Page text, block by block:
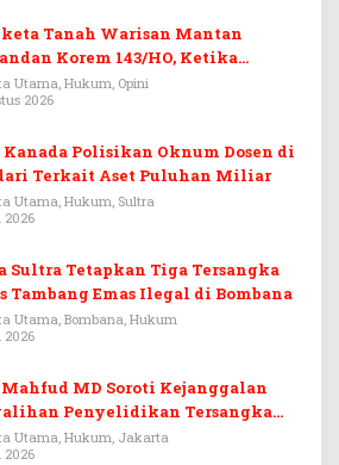
Tanah Warisan Mantan
Korem 143/HO, Ketika
Menjadi Arena Pemerasan
Utama, Hukum, Opini
2026
Polisikan Oknum Dosen di
Terkait Aset Puluhan Miliar
Utama, Hukum, Sultra
2026
Sultra Tetapkan Tiga Tersangka
Tambang Emas Ilegal di Bombana
Utama, Bombana, Hukum
2026
Mahfud MD Soroti Kejanggalan
Penyelidikan Tersangka
Adriansyah
Utama, Hukum, Jakarta
2026